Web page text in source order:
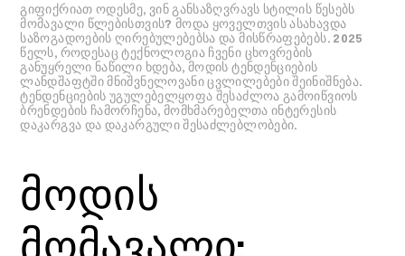
გიფიქრიათ ოდესმე, ვინ განსაზღვრავს სტილის წესებს
მომავალი წლებისთვის? მოდა ყოველთვის ასახავდა
საზოგადოების ღირებულებებსა და მისწრაფებებს. 2025
წელს, როდესაც ტექნოლოგია ჩვენი ცხოვრების
განუყრელი ნაწილი ხდება, მოდის ტენდენციების
ლანდშაფტში მნიშვნელოვანი ცვლილებები შეინიშნება.
ტენდენციების უგულებელყოფა შესაძლოა გამოიწვიოს
ბრენდების ჩამორჩენა, მომხმარებელთა ინტერესის
დაკარგვა და დაკარგული შესაძლებლობები.
მოდის
მომავალი: